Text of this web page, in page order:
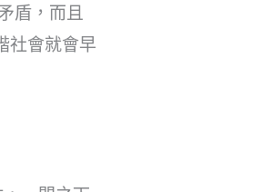
盾，而且
社會就會早